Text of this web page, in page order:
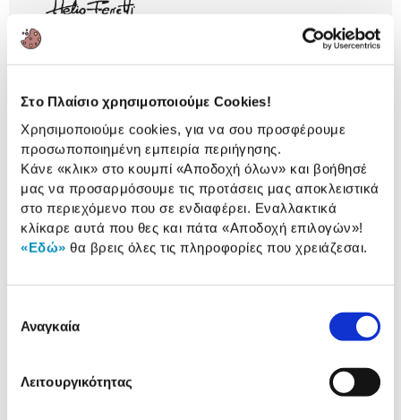
Στο Πλαίσιο χρησιμοποιούμε Cookies!
Χρησιμοποιούμε cookies, για να σου προσφέρουμε
προσωποποιημένη εμπειρία περιήγησης.
Κάνε «κλικ» στο κουμπί «Αποδοχή όλων» και βοήθησέ
μας να προσαρμόσουμε τις προτάσεις μας αποκλειστικά
στο περιεχόμενο που σε ενδιαφέρει. Εναλλακτικά
κλίκαρε αυτά που θες και πάτα «Αποδοχή επιλογών»!
«Εδώ» θα βρεις όλες τις πληροφορίες που χρειάζεσαι.
συγκατάθεσης
Αναγκαία
Λειτουργικότητας
Περιγραφή
Δίσκος διακόσμησης ή σερβιρίσματος, με retro
διάθεση που σίγουρα θα μαγνητίζει όλα τα
βλέμματα! Κάν΄ τον δικό σου και γέμισε τον χώρο με
ενέργεια από τα 50’s!
Αναλυτική
παρουσίαση
Αναλυτική παρουσίαση
προϊόντος